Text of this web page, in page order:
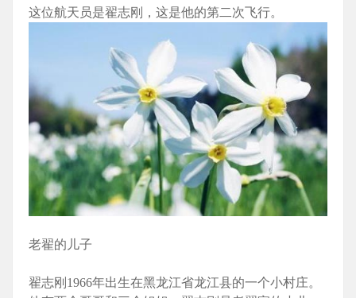
这位航天员是翟志刚，这是他的第二次飞行。
老翟的儿子
翟志刚1966年出生在黑龙江省龙江县的一个小村庄。